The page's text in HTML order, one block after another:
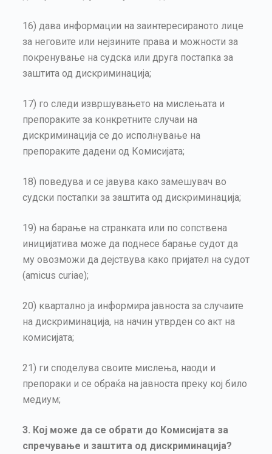
16) дава информации на заинтересираното лице
за неговите или нејзините права и можности за
покренување на судска или друга постапка за
заштита од дискриминација;
17) го следи извршувањето на мислењата и
препораките за конкретните случаи на
дискриминација се до исполнување на
препораките дадени од Комисијата;
18) поведува и се јавува како замешувач во
судски постапки за заштита од дискриминација;
19) на барање на странката или по сопствена
иницијатива може да поднесе барање судот да
му овозможи да дејствува како пријател на судот
(аmicus curiae);
20) квартално ја информира јавноста за случаите
на дискриминација, на начин утврден со акт на
комисијата;
21) ги споделува своите мислења, наоди и
препораки и се обраќа на јавноста преку кој било
медиум;
3. Кој може да се обрати до Комисијата за
спречување и заштита од дискриминација?